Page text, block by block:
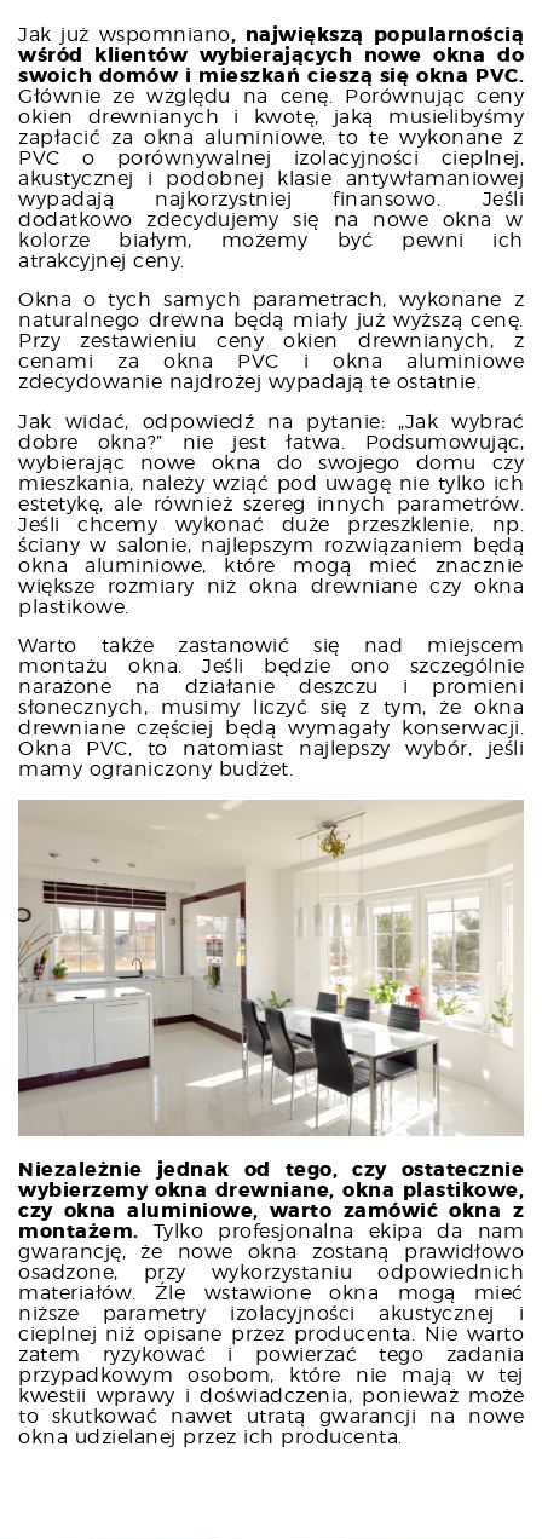
Jak już wspomniano, największą popularnością
wśród klientów wybierających nowe okna do
swoich domów i mieszkań cieszą się okna PVC.
Głównie ze względu na cenę. Porównując ceny
okien drewnianych i kwotę, jaką musielibyśmy
zapłacić za okna aluminiowe, to te wykonane z
PVC o porównywalnej izolacyjności cieplnej,
akustycznej i podobnej klasie antywłamaniowej
wypadają najkorzystniej finansowo. Jeśli
dodatkowo zdecydujemy się na nowe okna w
kolorze białym, możemy być pewni ich
atrakcyjnej ceny.
Okna o tych samych parametrach, wykonane z
naturalnego drewna będą miały już wyższą cenę.
Przy zestawieniu ceny okien drewnianych, z
cenami za okna PVC i okna aluminiowe
zdecydowanie najdrożej wypadają te ostatnie.
Jak widać, odpowiedź na pytanie: „Jak wybrać
dobre okna?” nie jest łatwa. Podsumowując,
wybierając nowe okna do swojego domu czy
mieszkania, należy wziąć pod uwagę nie tylko ich
estetykę, ale również szereg innych parametrów.
Jeśli chcemy wykonać duże przeszklenie, np.
ściany w salonie, najlepszym rozwiązaniem będą
okna aluminiowe, które mogą mieć znacznie
większe rozmiary niż okna drewniane czy okna
plastikowe.
Warto także zastanowić się nad miejscem
montażu okna. Jeśli będzie ono szczególnie
narażone na działanie deszczu i promieni
słonecznych, musimy liczyć się z tym, że okna
drewniane częściej będą wymagały konserwacji.
Okna PVC, to natomiast najlepszy wybór, jeśli
mamy ograniczony budżet.
Niezależnie jednak od tego, czy ostatecznie
wybierzemy okna drewniane, okna plastikowe,
czy okna aluminiowe, warto zamówić okna z
montażem. Tylko profesjonalna ekipa da nam
gwarancję, że nowe okna zostaną prawidłowo
osadzone, przy wykorzystaniu odpowiednich
materiałów. Źle wstawione okna mogą mieć
niższe parametry izolacyjności akustycznej i
cieplnej niż opisane przez producenta. Nie warto
zatem ryzykować i powierzać tego zadania
przypadkowym osobom, które nie mają w tej
kwestii wprawy i doświadczenia, ponieważ może
to skutkować nawet utratą gwarancji na nowe
okna udzielanej przez ich producenta.